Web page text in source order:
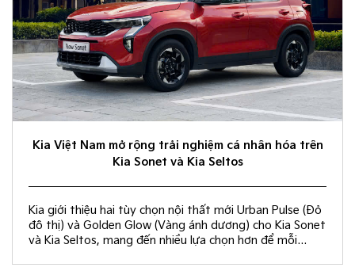
Kia Việt Nam mở rộng trải nghiệm cá nhân hóa trên
Kia Sonet và Kia Seltos
Kia giới thiệu hai tùy chọn nội thất mới Urban Pulse (Đỏ
đô thị) và Golden Glow (Vàng ánh dương) cho Kia Sonet
và Kia Seltos, mang đến nhiều lựa chọn hơn để mỗi